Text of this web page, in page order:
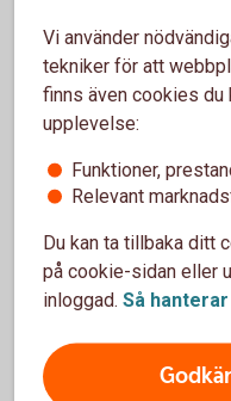
Sustainable housing
Hitta
Vi använder
tekniker för att
finns även cookies du
upplevelse:
Funktioner,
Relevant
Du kan ta tillbaka ditt
på cookie-sidan eller
inloggad. Så